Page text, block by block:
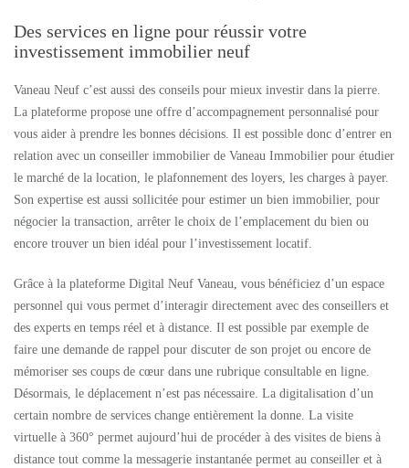
Des services en ligne pour réussir votre
investissement immobilier neuf
Vaneau Neuf c’est aussi des conseils pour mieux investir dans la pierre.
La plateforme propose une offre d’accompagnement personnalisé pour
vous aider à prendre les bonnes décisions. Il est possible donc d’entrer en
relation avec un conseiller immobilier de Vaneau Immobilier pour étudier
le marché de la location, le plafonnement des loyers, les charges à payer.
Son expertise est aussi sollicitée pour estimer un bien immobilier, pour
négocier la transaction, arrêter le choix de l’emplacement du bien ou
encore trouver un bien idéal pour l’investissement locatif.
Grâce à la plateforme Digital Neuf Vaneau, vous bénéficiez d’un espace
personnel qui vous permet d’interagir directement avec des conseillers et
des experts en temps réel et à distance. Il est possible par exemple de
faire une demande de rappel pour discuter de son projet ou encore de
mémoriser ses coups de cœur dans une rubrique consultable en ligne.
Désormais, le déplacement n’est pas nécessaire. La digitalisation d’un
certain nombre de services change entièrement la donne. La visite
virtuelle à 360° permet aujourd’hui de procéder à des visites de biens à
distance tout comme la messagerie instantanée permet au conseiller et à